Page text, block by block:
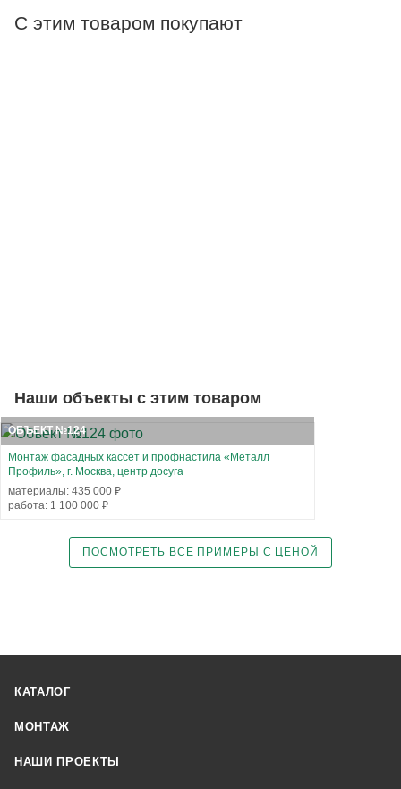
С этим товаром покупают
Наши объекты с этим товаром
ОБЪЕКТ №124
Монтаж фасадных кассет и профнастила «Металл
Профиль», г. Москва, центр досуга
материалы: 435 000 ₽
работа: 1 100 000 ₽
ПОСМОТРЕТЬ ВСЕ ПРИМЕРЫ С ЦЕНОЙ
КАТАЛОГ
МОНТАЖ
НАШИ ПРОЕКТЫ